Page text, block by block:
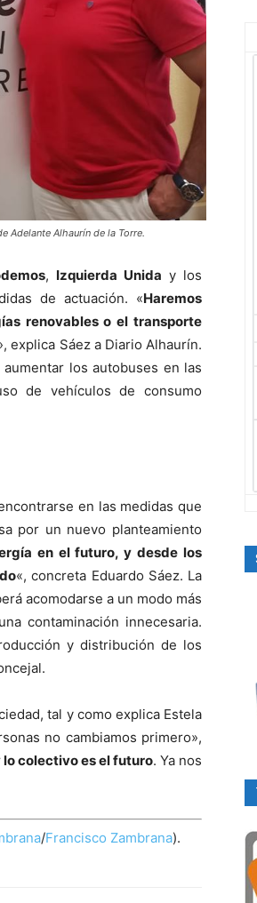
Adelante Alhaurín de la Torre.
, Izquierda Unida y los
de actuación. «Haremos
renovables o el transporte
explica Sáez a Diario Alhaurín.
los autobuses en las
de vehículos de consumo
en las medidas que
por un nuevo planteamiento
en el futuro, y desde los
«, concreta Eduardo Sáez. La
acomodarse a un modo más
contaminación innecesaria.
y distribución de los
tal y como explica Estela
no cambiamos primero»,
colectivo es el futuro. Ya nos
/Francisco Zambrana).